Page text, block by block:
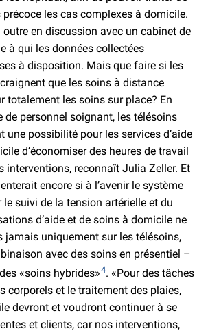
les cas complexes à domicile.
outre en discussion avec un cabinet de
à qui les données collectées
à disposition. Mais que faire si les
que les soins à distance
totalement les soins sur place? En
de personnel soignant, les télésoins
une possibilité pour les services d’aide
d’économiser des heures de travail
interventions, reconnaît Julia Zeller. Et
encore si à l’avenir le système
suivi de la tension artérielle et du
d’aide et de soins à domicile ne
jamais uniquement sur les télésoins,
avec des soins en présentiel –
«soins hybrides»4. «Pour des tâches
corporels et le traitement des plaies,
devront et voudront continuer à se
et clients, car nos interventions,